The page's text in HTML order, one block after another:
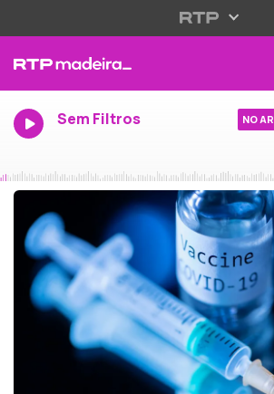
Sem Filtros NO AR